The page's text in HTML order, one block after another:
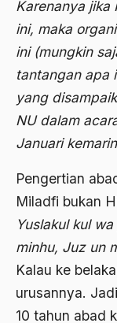
Karenanya jika
ini, maka
ini (mungkin
tantangan apa
yang
NU dalam
Januari
Pengertian
Miladfi bukan
Yuslakul kul
minhu, Juz un
Kalau ke
urusannya.
10 tahun abad
2002
2001
2000
1999
1996
1995
1994
1992
Abu Bakar
Abu Hanifah
abu jihad
Abu Sangkan
Aceh
Ad-daulah
Adagium
Adaptif Islam
adat